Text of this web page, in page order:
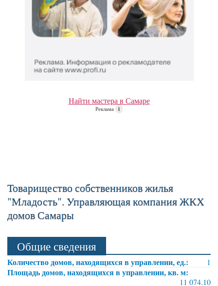
Найти мастера в Самаре
Реклама i
Товарищество собственников жилья
"Младость". Управляющая компания ЖКХ
домов Самары
Общие сведения
Количество домов, находящихся в управлении, ед.: 1
Площадь домов, находящихся в управлении, кв. м:
11 074.10